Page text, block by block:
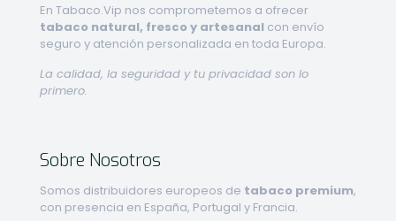
En Tabaco.Vip nos comprometemos a ofrecer
tabaco natural, fresco y artesanal con envío
seguro y atención personalizada en toda Europa.
La calidad, la seguridad y tu privacidad son lo
primero.
Sobre Nosotros
Somos distribuidores europeos de tabaco premium,
con presencia en España, Portugal y Francia.